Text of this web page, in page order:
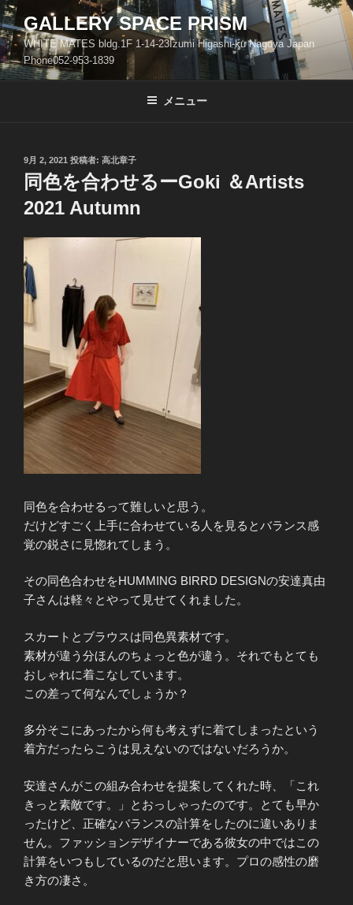
コ
ン
テ
ン
ツ
GALLERY SPACE PRISM
WHITE MATES bldg.1F 1-14-23Izumi Higashi-ku Nagoya Japan
Phone052-953-1839
メニュー
投
稿
日:
9月 2, 2021 投稿者: 高北章子
同色を合わせるーGoki ＆Artists
2021 Autumn
同色を合わせるって難しいと思う。
だけどすごく上手に合わせている人を見るとバランス感
覚の鋭さに見惚れてしまう。
その同色合わせをHUMMING BIRRD DESIGNの安達真由
子さんは軽々とやって見せてくれました。
スカートとブラウスは同色異素材です。
素材が違う分ほんのちょっと色が違う。それでもとても
おしゃれに着こなしています。
この差って何なんでしょうか？
多分そこにあったから何も考えずに着てしまったという
着方だったらこうは見えないのではないだろうか。
安達さんがこの組み合わせを提案してくれた時、「これ
きっと素敵です。」とおっしゃったのです。とても早か
ったけど、正確なバランスの計算をしたのに違いありま
せん。ファッションデザイナーである彼女の中ではこの
計算をいつもしているのだと思います。プロの感性の磨
き方の凄さ。